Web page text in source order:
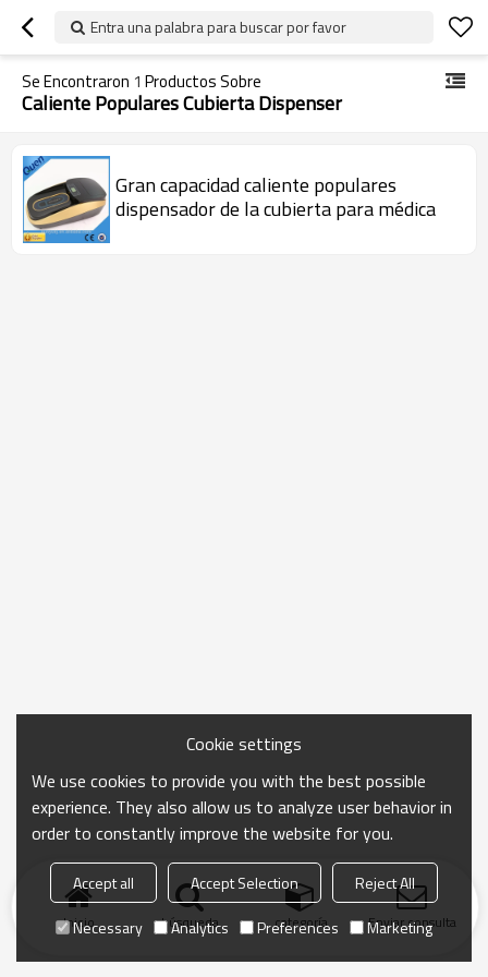
Entra una palabra para buscar por favor
Se Encontraron 1 Productos Sobre
Caliente Populares Cubierta Dispenser
Gran capacidad caliente populares
dispensador de la cubierta para médica
Inicio búsqueda categoría Enviar consulta
Cookie settings
We use cookies to provide you with the best possible
experience. They also allow us to analyze user behavior in
order to constantly improve the website for you.
Accept all Accept Selection
Reject All
Necessary
Analytics Preferences Marketing